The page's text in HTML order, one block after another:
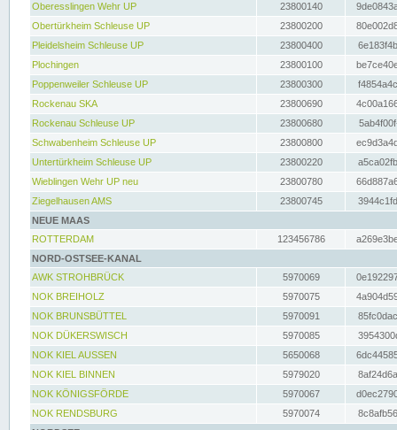
Oberesslingen Wehr UP
23800140
Obertürkheim Schleuse UP
23800200
Pleidelsheim Schleuse UP
23800400
Plochingen
23800100
Poppenweiler Schleuse UP
23800300
Rockenau SKA
23800690
Rockenau Schleuse UP
23800680
Schwabenheim Schleuse UP
23800800
Untertürkheim Schleuse UP
23800220
Wieblingen Wehr UP neu
23800780
Ziegelhausen AMS
23800745
NEUE MAAS
ROTTERDAM
123456786
NORD-OSTSEE-KANAL
AWK STROHBRÜCK
5970069
NOK BREIHOLZ
5970075
NOK BRUNSBÜTTEL
5970091
NOK DÜKERSWISCH
5970085
NOK KIEL AUSSEN
5650068
NOK KIEL BINNEN
5979020
NOK KÖNIGSFÖRDE
5970067
NOK RENDSBURG
5970074